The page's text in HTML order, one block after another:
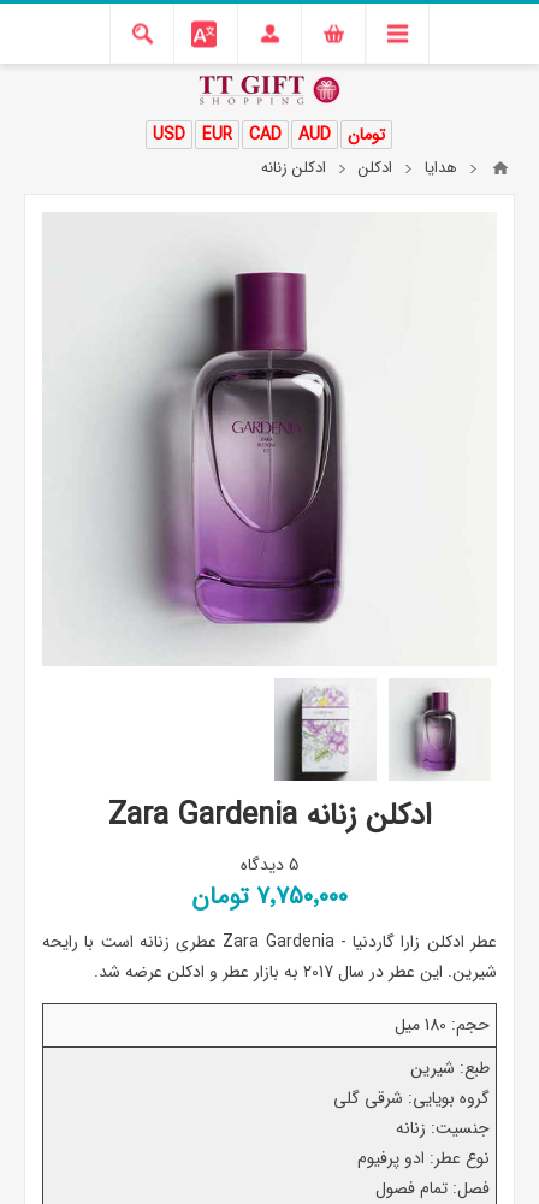
USD EUR CAD AUD تومان
هدایا ادکلن ادکلن زنانه
ادکلن زنانه Zara Gardenia
5 دیدگاه
7٬750٬000 تومان
عطر ادکلن زارا گاردنیا - Zara Gardenia عطری زنانه است با رایحه
شیرین. این عطر در سال 2017 به بازار عطر و ادکلن عرضه شد.
حجم: 180 میل
طبع: شیرین
گروه بویایی: شرقی گلی
جنسیت: زنانه
نوع عطر: ادو پرفیوم
فصل: تمام فصول